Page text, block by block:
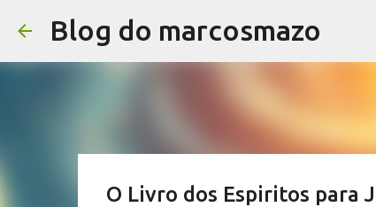
Blog do marcosmazo
O Livro dos Espiritos para